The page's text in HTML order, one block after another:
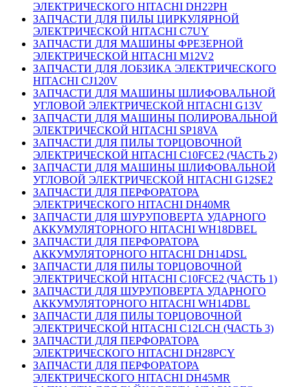
ЭЛЕКТРИЧЕСКОГО HITACHI DH22PH
ЗАПЧАСТИ ДЛЯ ПИЛЫ ЦИРКУЛЯРНОЙ
ЭЛЕКТРИЧЕСКОЙ HITACHI C7UY
ЗАПЧАСТИ ДЛЯ МАШИНЫ ФРЕЗЕРНОЙ
ЭЛЕКТРИЧЕСКОЙ HITACHI M12V2
ЗАПЧАСТИ ДЛЯ ЛОБЗИКА ЭЛЕКТРИЧЕСКОГО
HITACHI CJ120V
ЗАПЧАСТИ ДЛЯ МАШИНЫ ШЛИФОВАЛЬНОЙ
УГЛОВОЙ ЭЛЕКТРИЧЕСКОЙ HITACHI G13V
ЗАПЧАСТИ ДЛЯ МАШИНЫ ПОЛИРОВАЛЬНОЙ
ЭЛЕКТРИЧЕСКОЙ HITACHI SP18VA
ЗАПЧАСТИ ДЛЯ ПИЛЫ ТОРЦОВОЧНОЙ
ЭЛЕКТРИЧЕСКОЙ HITACHI C10FCE2 (ЧАСТЬ 2)
ЗАПЧАСТИ ДЛЯ МАШИНЫ ШЛИФОВАЛЬНОЙ
УГЛОВОЙ ЭЛЕКТРИЧЕСКОЙ HITACHI G12SE2
ЗАПЧАСТИ ДЛЯ ПЕРФОРАТОРА
ЭЛЕКТРИЧЕСКОГО HITACHI DH40MR
ЗАПЧАСТИ ДЛЯ ШУРУПОВЕРТА УДАРНОГО
АККУМУЛЯТОРНОГО HITACHI WH18DBEL
ЗАПЧАСТИ ДЛЯ ПЕРФОРАТОРА
АККУМУЛЯТОРНОГО HITACHI DH14DSL
ЗАПЧАСТИ ДЛЯ ПИЛЫ ТОРЦОВОЧНОЙ
ЭЛЕКТРИЧЕСКОЙ HITACHI C10FCE2 (ЧАСТЬ 1)
ЗАПЧАСТИ ДЛЯ ШУРУПОВЕРТА УДАРНОГО
АККУМУЛЯТОРНОГО HITACHI WH14DBL
ЗАПЧАСТИ ДЛЯ ПИЛЫ ТОРЦОВОЧНОЙ
ЭЛЕКТРИЧЕСКОЙ HITACHI C12LCH (ЧАСТЬ 3)
ЗАПЧАСТИ ДЛЯ ПЕРФОРАТОРА
ЭЛЕКТРИЧЕСКОГО HITACHI DH28PCY
ЗАПЧАСТИ ДЛЯ ПЕРФОРАТОРА
ЭЛЕКТРИЧЕСКОГО HITACHI DH45MR